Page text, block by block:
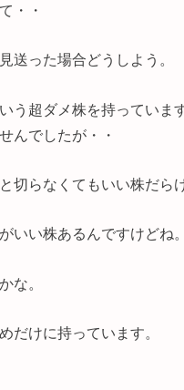
・・
送った場合どうしよう。
う超ダメ株を持っていま
んでしたが・・
切らなくてもいい株だら
いい株あるんですけどね。
な。
だけに持っています。